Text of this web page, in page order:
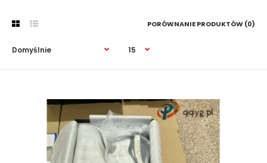
PORÓWNANIE PRODUKTÓW (0)